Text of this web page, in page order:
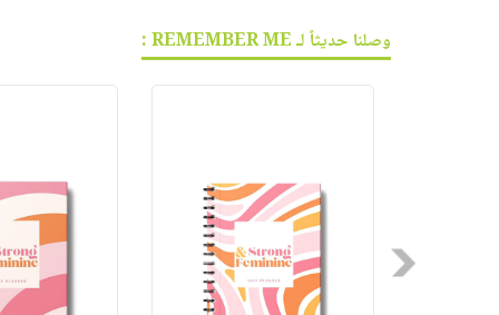
وصلنا حديثاً لـ REMEMBER ME :
Previous